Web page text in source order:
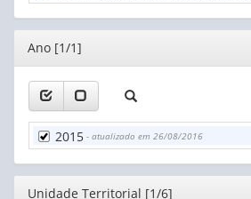
Editor
Ano [1/1]
2015 - atualizado em 26/08/2016
Editor
Unidade Territorial [1/6]